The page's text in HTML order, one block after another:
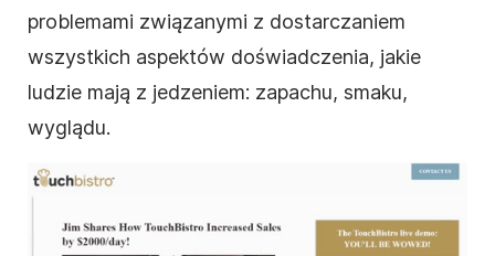
problemami związanymi z dostarczaniem
wszystkich aspektów doświadczenia, jakie
ludzie mają z jedzeniem: zapachu, smaku,
wyglądu.